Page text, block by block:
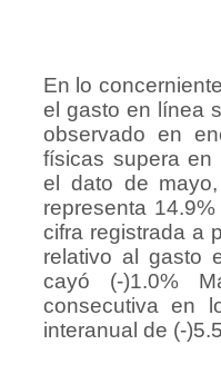
En lo
el gasto en línea
observado en
físicas supera en
el dato de
representa
cifra registrada a
relativo al gasto
cayó (-)1.0%
consecutiva en
interanual de (-